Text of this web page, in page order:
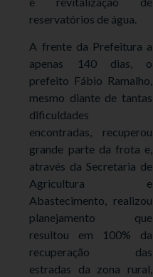
reservatórios de água.
A frente da Prefeitura a
apenas 140 dias, o
prefeito Fábio Ramalho,
mesmo diante de tantas
dificuldades
encontradas, recuperou
grande parte da frota e,
através da Secretaria de
Agricultura e
Abastecimento, realizou
planejamento que
resultou em 100% da
recuperação das
estradas da zona rural,